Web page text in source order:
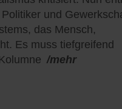
und
das Mensch,
Es muss tiefgreifend
/mehr